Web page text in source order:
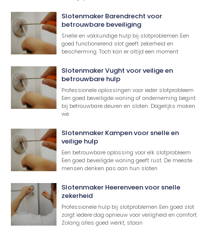
Slotenmaker Barendrecht voor
betrouwbare beveiliging
Snelle en vakkundige hulp bij slotproblemen Een
goed functionerend slot geeft zekerheid en
bescherming. Toch kan er altijd een moment
Slotenmaker Vught voor veilige en
betrouwbare hulp
Professionele oplossingen voor ieder slotprobleem
Een goed beveiligde woning of onderneming begint
bij betrouwbare deuren en sloten. Dagelijks maken
we
Slotenmaker Kampen voor snelle en
veilige hulp
Een betrouwbare oplossing voor elk slotprobleem
Een goed beveiligde woning geeft rust. De meeste
mensen denken pas aan hun sloten
Slotenmaker Heerenveen voor snelle
zekerheid
Professionele hulp bij slotproblemen Een goed slot
zorgt iedere dag opnieuw voor veiligheid en comfort.
Zolang alles goed werkt, staan